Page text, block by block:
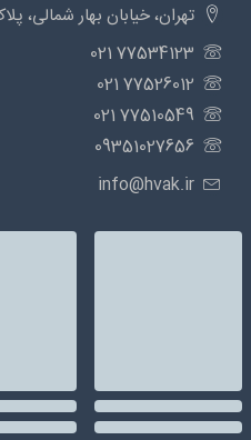
تهران، خیابان بهار شمالی، پلاک
77534123 021
77526012 021
77510549 021
09351027656
info@hvak.ir